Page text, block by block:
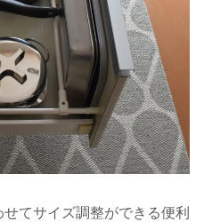
てサイズ調整ができる便利